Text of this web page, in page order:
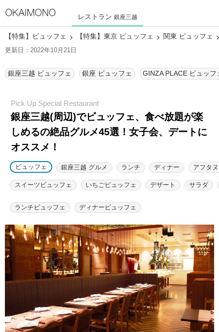
レストラン 銀座三越
【特集】ビュッフェ 【特集】東京 ビュッフェ 関東 ビュッフェ
更新日：2022年10月21日
銀座三越 ビュッフェ 銀座 ビュッフェ GINZA PLACE ビュッフ
銀座三越(周辺)でビュッフェ、食べ放題が楽
しめるの絶品グルメ45選！女子会、デートに
オススメ！
ビュッフェ 銀座三越 グルメ ランチ ディナー アフタ
スイーツビュッフェ いちごビュッフェ デザート サラダ
ランチビュッフェ ディナービュッフェ